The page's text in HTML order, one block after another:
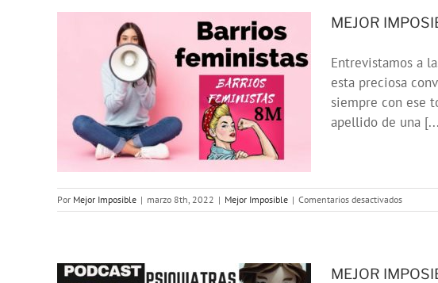
a
Dolader
MEJOR
Entrevistamos a
esta preciosa
siempre con ese
apellido de una
Por Mejor Imposible | marzo 8th, 2022 | Mejor Imposible | Comentarios desactivadosen
MEJOR
MEJOR